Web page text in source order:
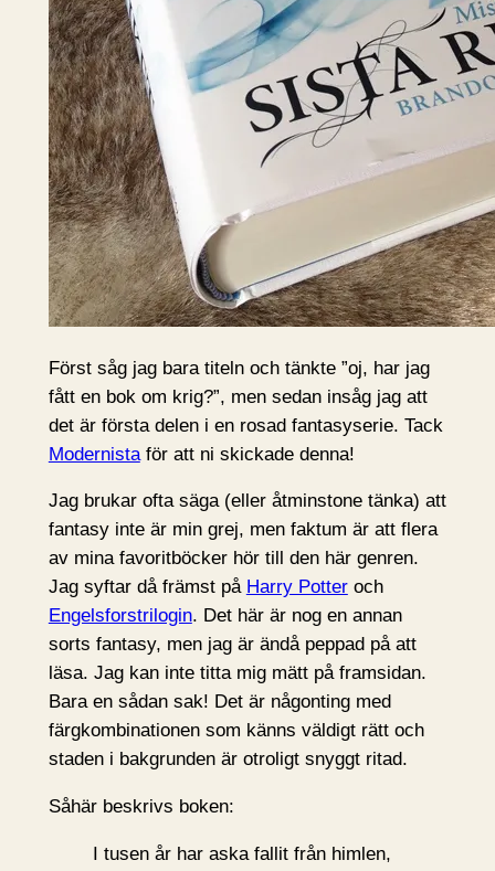
Först såg jag bara titeln och tänkte ”oj, har jag
fått en bok om krig?”, men sedan insåg jag att
det är första delen i en rosad fantasyserie. Tack
Modernistaför att ni skickade denna!
Jag brukar ofta säga (eller åtminstone tänka) att
fantasy inte är min grej, men faktum är att flera
av mina favoritböcker hör till den här genren.
Jag syftar då främst på Harry Potteroch
Engelsforstrilogin. Det här är nog en annan
sorts fantasy, men jag är ändå peppad på att
läsa. Jag kan inte titta mig mätt på framsidan.
Bara en sådan sak! Det är någonting med
färgkombinationen som känns väldigt rätt och
staden i bakgrunden är otroligt snyggt ritad.
Såhär beskrivs boken:
I tusen år har aska fallit från himlen,